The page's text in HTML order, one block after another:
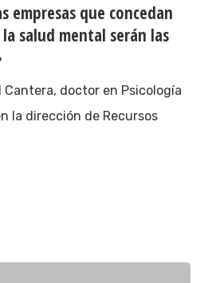
empresas que concedan
salud mental serán las
doctor en Psicología
la dirección de Recursos